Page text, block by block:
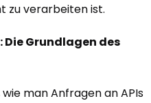
zu verarbeiten ist.
Grundlagen des
man Anfragen an APIs